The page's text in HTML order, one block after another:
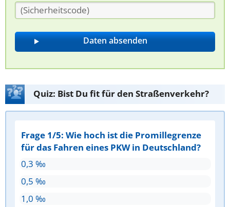
Quiz: Bist Du fit für den Straßenverkehr?
Frage 1/5: Wie hoch ist die Promillegrenze
für das Fahren eines PKW in Deutschland?
0,3 ‰
0,5 ‰
1,0 ‰